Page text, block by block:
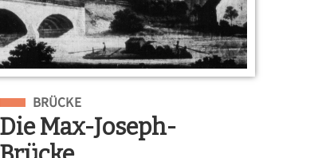
Eingeordnet unter
BRÜCKE
Die Max-Joseph-